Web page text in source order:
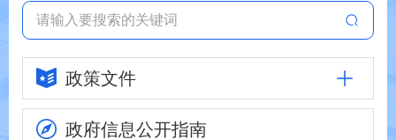
政策文件
政府信息公开指南